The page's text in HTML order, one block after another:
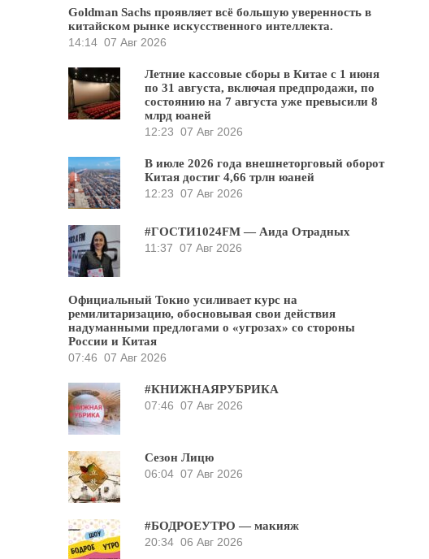
Goldman Sachs проявляет всё большую уверенность в
китайском рынке искусственного интеллекта.
14:14 07 Авг 2026
Летние кассовые сборы в Китае с 1 июня
по 31 августа, включая предпродажи, по
состоянию на 7 августа уже превысили 8
млрд юаней
12:23 07 Авг 2026
В июле 2026 года внешнеторговый оборот
Китая достиг 4,66 трлн юаней
12:23 07 Авг 2026
#ГОСТИ1024FM — Аида Отрадных
11:37 07 Авг 2026
Официальный Токио усиливает курс на
ремилитаризацию, обосновывая свои действия
надуманными предлогами о «угрозах» со стороны
России и Китая
07:46 07 Авг 2026
#КНИЖНАЯРУБРИКА
07:46 07 Авг 2026
Сезон Лицю
06:04 07 Авг 2026
#БОДРОЕУТРО — макияж
20:34 06 Авг 2026